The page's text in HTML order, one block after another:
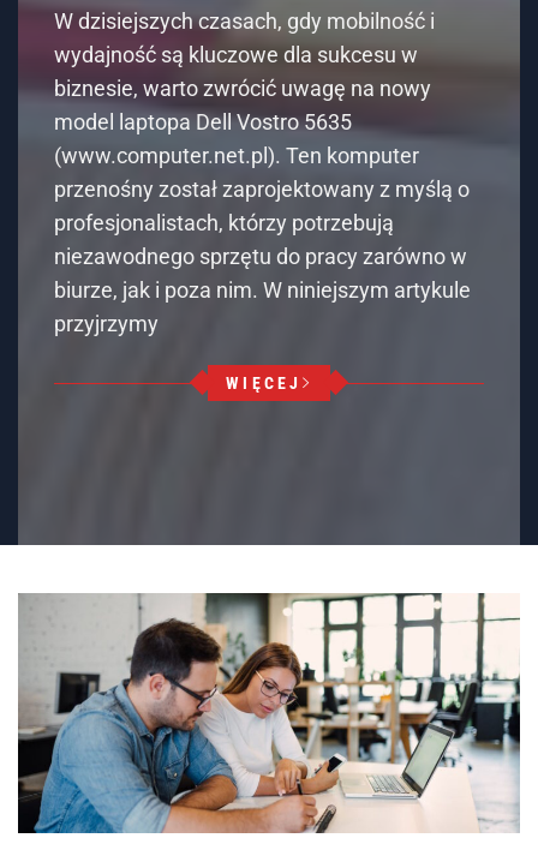
W dzisiejszych czasach, gdy mobilność i
wydajność są kluczowe dla sukcesu w
biznesie, warto zwrócić uwagę na nowy
model laptopa Dell Vostro 5635
(www.computer.net.pl). Ten komputer
przenośny został zaprojektowany z myślą o
profesjonalistach, którzy potrzebują
niezawodnego sprzętu do pracy zarówno w
biurze, jak i poza nim. W niniejszym artykule
przyjrzymy
WIĘCEJ